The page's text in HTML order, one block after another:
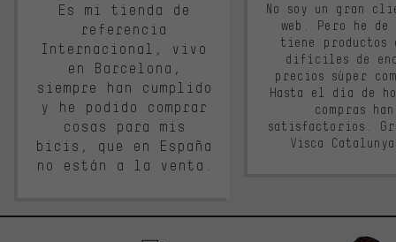
Es mi tienda de
referencia
Internacional, vivo
en Barcelona,
siempre han cumplido
y he podido comprar
cosas para mis
bicis, que en España
no están a la venta.
No soy un gran
web. Pero he
tiene productos
difíciles de
precios súper
Hasta el día de
compras
satisfactorios.
Visca